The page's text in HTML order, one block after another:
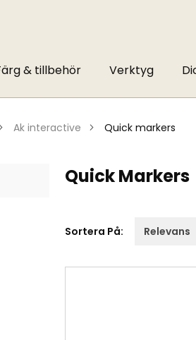
& tillbehör Verktyg
ak interactive quick markers
Quick Markers
Sortera På: